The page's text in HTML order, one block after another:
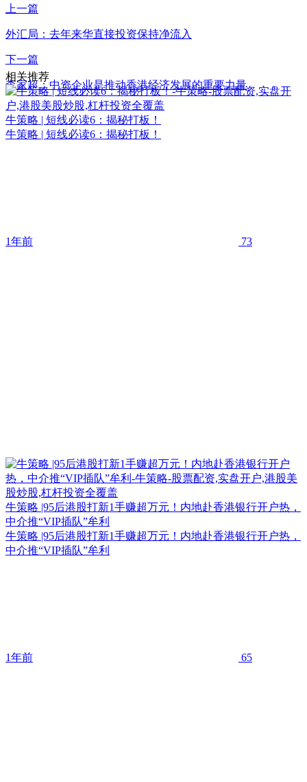
上一篇
外汇局：去年来华直接投资保持净流入
下一篇
李家超：中资企业是推动香港经济发展的重要力量
相关推荐
牛策略 | 短线必读6：揭秘打板！
牛策略 | 短线必读6：揭秘打板！
1年前 73
牛策略 |95后港股打新1手赚超万元！内地赴香港银行开户热，
中介推“VIP插队”牟利
牛策略 |95后港股打新1手赚超万元！内地赴香港银行开户热，
中介推“VIP插队”牟利
1年前 65